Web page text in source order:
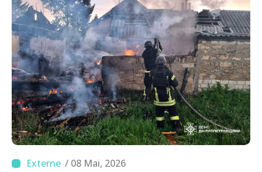
/ 08 Mai, 2026